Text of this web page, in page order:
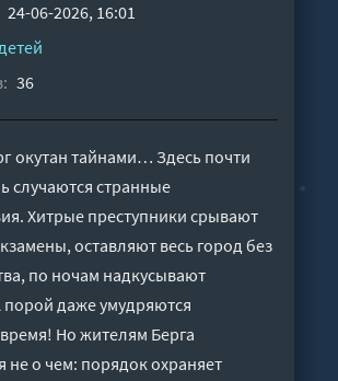
24-06-2026, 16:01
36
окутан тайнами… Здесь почти
случаются странные
Хитрые преступники срывают
оставляют весь город без
по ночам надкусывают
даже умудряются
Но жителям Берга
не о чем: порядок охраняет